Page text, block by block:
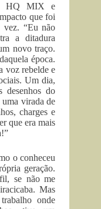
HQ MIX e
que foi
“Eu não
a ditadura
novo traço.
época.
voz rebelde e
Um dia,
desenhos do
virada de
charges e
que era mais
o conheceu
geração.
se não me
Mas
onde